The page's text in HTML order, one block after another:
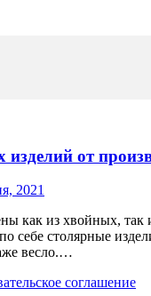
от
2021
как из хвойных,
себе столярные
весло.…
соглашение